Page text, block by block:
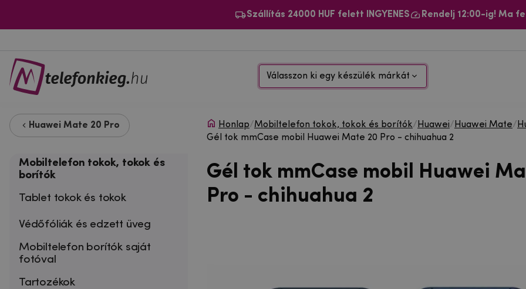
Szállítás 24000 HUF felett INGYENES Rendelj 12:00-ig! Ma
Válasszon ki egy készülék márkát
Huawei Mate 20 Pro
Mobiltelefon tokok, tokok és
borítók
Tablet tokok és tokok
Védőfóliák és edzett üveg
Mobiltelefon borítók saját
fotóval
Tartozékok
Honlap/Mobiltelefon tokok, tokok és borítók/ Huawei/ Huawei Mate/
Gél tok mmCase mobil Huawei Mate 20 Pro - chihuahua 2
Gél tok mmCase mobil Huawei
Pro - chihuahua 2